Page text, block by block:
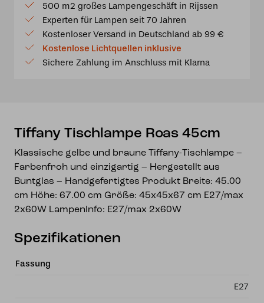
Roas
45cm
Menge
500 m2 großes Lampengeschäft in Rijssen
Experten für Lampen seit 70 Jahren
Kostenloser Versand in Deutschland ab 99 €
Kostenlose Lichtquellen inklusive
Sichere Zahlung im Anschluss mit Klarna
Tiffany Tischlampe Roas 45cm
Klassische gelbe und braune Tiffany-Tischlampe –
Farbenfroh und einzigartig – Hergestellt aus
Buntglas – Handgefertigtes Produkt Breite: 45.00
cm Höhe: 67.00 cm Größe: 45x45x67 cm E27/max
2x60W LampenInfo: E27/max 2x60W
Spezifikationen
Fassung
E27